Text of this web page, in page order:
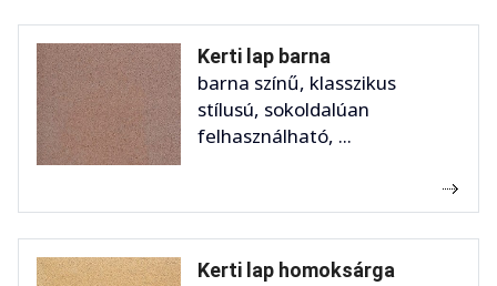
Kerti lap barna
barna színű, klasszikus
stílusú, sokoldalúan
felhasználható, ...
Kerti lap homoksárga